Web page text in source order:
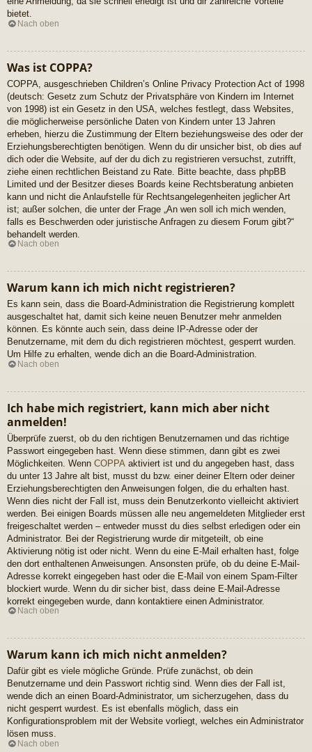
bietet.
Nach oben
Was ist COPPA?
COPPA, ausgeschrieben Children’s Online Privacy Protection Act of 1998
(deutsch: Gesetz zum Schutz der Privatsphäre von Kindern im Internet
von 1998) ist ein Gesetz in den USA, welches festlegt, dass Websites,
die möglicherweise persönliche Daten von Kindern unter 13 Jahren
erheben, hierzu die Zustimmung der Eltern beziehungsweise des oder der
Erziehungsberechtigten benötigen. Wenn du dir unsicher bist, ob dies auf
dich oder die Website, auf der du dich zu registrieren versuchst, zutrifft,
ziehe einen rechtlichen Beistand zu Rate. Bitte beachte, dass phpBB
Limited und der Besitzer dieses Boards keine Rechtsberatung anbieten
kann und nicht die Anlaufstelle für Rechtsangelegenheiten jeglicher Art
ist; außer solchen, die unter der Frage „An wen soll ich mich wenden,
falls es Beschwerden oder juristische Anfragen zu diesem Forum gibt?“
behandelt werden.
Nach oben
Warum kann ich mich nicht registrieren?
Es kann sein, dass die Board-Administration die Registrierung komplett
ausgeschaltet hat, damit sich keine neuen Benutzer mehr anmelden
können. Es könnte auch sein, dass deine IP-Adresse oder der
Benutzername, mit dem du dich registrieren möchtest, gesperrt wurden.
Um Hilfe zu erhalten, wende dich an die Board-Administration.
Nach oben
Ich habe mich registriert, kann mich aber nicht
anmelden!
Überprüfe zuerst, ob du den richtigen Benutzernamen und das richtige
Passwort eingegeben hast. Wenn diese stimmen, dann gibt es zwei
Möglichkeiten. Wenn COPPA aktiviert ist und du angegeben hast, dass
du unter 13 Jahre alt bist, musst du bzw. einer deiner Eltern oder deiner
Erziehungsberechtigten den Anweisungen folgen, die du erhalten hast.
Wenn dies nicht der Fall ist, muss dein Benutzerkonto vielleicht aktiviert
werden. Bei einigen Boards müssen alle neu angemeldeten Mitglieder erst
freigeschaltet werden – entweder musst du dies selbst erledigen oder ein
Administrator. Bei der Registrierung wurde dir mitgeteilt, ob eine
Aktivierung nötig ist oder nicht. Wenn du eine E-Mail erhalten hast, folge
den dort enthaltenen Anweisungen. Ansonsten prüfe, ob du deine E-Mail-
Adresse korrekt eingegeben hast oder die E-Mail von einem Spam-Filter
blockiert wurde. Wenn du dir sicher bist, dass deine E-Mail-Adresse
korrekt eingegeben wurde, dann kontaktiere einen Administrator.
Nach oben
Warum kann ich mich nicht anmelden?
Dafür gibt es viele mögliche Gründe. Prüfe zunächst, ob dein
Benutzername und dein Passwort richtig sind. Wenn dies der Fall ist,
wende dich an einen Board-Administrator, um sicherzugehen, dass du
nicht gesperrt wurdest. Es ist ebenfalls möglich, dass ein
Konfigurationsproblem mit der Website vorliegt, welches ein Administrator
lösen muss.
Nach oben